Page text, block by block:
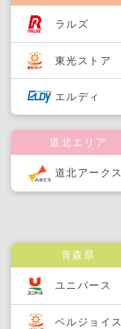
ラルズ
東光ストア
エルディ
道北エリア
道北アークス
青森県
ユニバース
ベルジョイス